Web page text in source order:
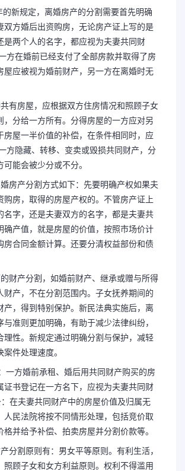
的新规定，离婚房产的分割需要首先明确
双方婚后出资购房，无论房产证上写的是
是两个人的名字，都应视为夫妻共同财
方在婚前已经支付了全部房款并取得了房
屋应被视为婚前财产，另一方在离婚时无
有房屋，应根据双方住房情况和照顾子女
，分给一方所有。分得房屋的一方应对另
房屋一半价值的补偿，在条件相同时，应
方隐藏、转移、变卖或毁损共同财产，分
能会被少分或不分。
房产分割方式如下：先要明确产权如果夫
购房，取得的房屋产权的。不管房产证上
名字，还是夫妻双方的名字，都是夫妻共
确产值，就是房屋的价值，按照市场价计
房合同金额计算。还要分清权益部份和债
财产分割，如婚前财产、继承或赠与所得
财产，不在分割范围内。子女抚养期间的
产，得到特别保护。新民法典实施后，离
与准则更加明确，有助于减少法律纠纷，
理性。新规定通过明确分割与保护，减轻
件处理速度。
一方婚前承租、婚后用共同财产购买的房
证书登记在一方名下，应视为夫妻共同财
在夫妻共同财产中的房屋价值及归属无
人民法院将按不同情形处理，包括竞价取
格并给予补偿、拍卖房屋并分割价款等。
分割原则有：男女平等原则。有利生活，
照顾子女和女方利益原则。权利不得滥用